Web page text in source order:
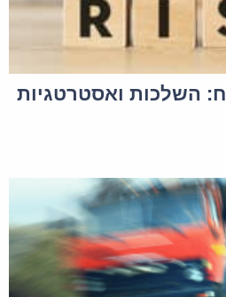
השלכות ואסטרטגיות